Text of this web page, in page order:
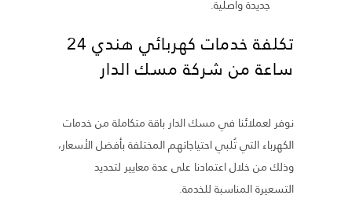
جديدة وأصلية.
تكلفة خدمات كهربائي هندي 24
ساعة من شركة مسك الدار
نوفر لعملائنا في مسك الدار باقة متكاملة من خدمات
الكهرباء التي تُلبي احتياجاتهم المختلفة بأفضل الأسعار،
وذلك من خلال اعتمادنا على عدة معايير لتحديد
التسعيرة المناسبة للخدمة.